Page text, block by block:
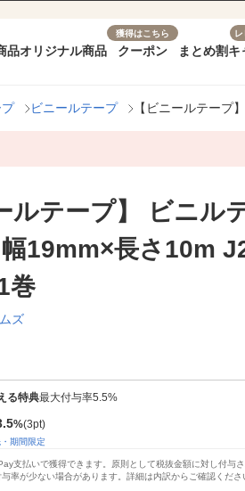
品オリジナル商品
獲得はこちら
クーポン まとめ割キ
ビニールテープ 【ビニールテープ
ルテープ】 ビニル
19mm×長さ10m
巻
ズ
る特典最大付与率5.5%
%(3pt)
期間限定
支払いで獲得できます。原則として税抜金額に対し付与
率が少ない場合があります。詳細は内訳からご確認くださ